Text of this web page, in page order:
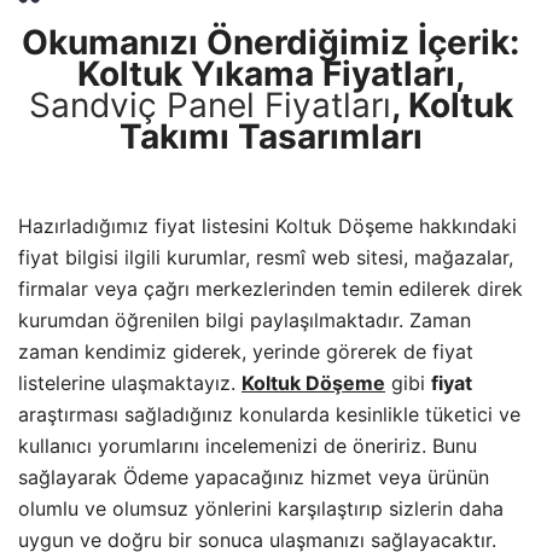
Okumanızı Önerdiğimiz İçerik:
Koltuk Yıkama Fiyatları,
Sandviç Panel Fiyatları, Koltuk
Takımı Tasarımları
Hazırladığımız fiyat listesini Koltuk Döşeme hakkındaki
fiyat bilgisi ilgili kurumlar, resmî web sitesi, mağazalar,
firmalar veya çağrı merkezlerinden temin edilerek direk
kurumdan öğrenilen bilgi paylaşılmaktadır. Zaman
zaman kendimiz giderek, yerinde görerek de fiyat
listelerine ulaşmaktayız. Koltuk Döşeme gibi fiyat
araştırması sağladığınız konularda kesinlikle tüketici ve
kullanıcı yorumlarını incelemenizi de öneririz. Bunu
sağlayarak Ödeme yapacağınız hizmet veya ürünün
olumlu ve olumsuz yönlerini karşılaştırıp sizlerin daha
uygun ve doğru bir sonuca ulaşmanızı sağlayacaktır.